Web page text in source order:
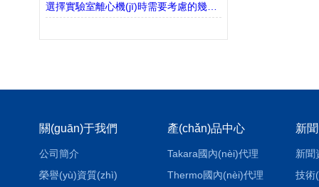
選擇實驗室離心機(jī)時需要考慮的幾個因素
關(guān)于我們
公司簡介
榮譽(yù)資質(zhì)
產(chǎn)品中心
Takara國內(nèi)代理
Thermo國內(nèi)代理
新
新聞
技術